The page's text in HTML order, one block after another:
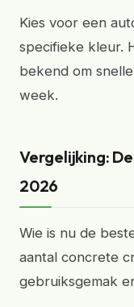
Kies voor een
specifieke kleur.
bekend om
week.
Vergelijking:
2026
Wie is nu de
aantal concrete
gebruiksgemak